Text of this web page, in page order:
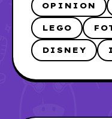
OPINION
LEGO
DISNEY